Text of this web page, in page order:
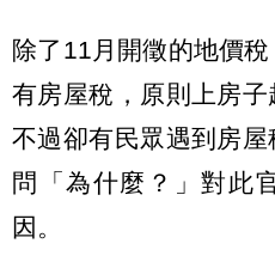
除了11月開徵的地價
有房屋稅，原則上房子
不過卻有民眾遇到房
問「為什麼？」對此
因。